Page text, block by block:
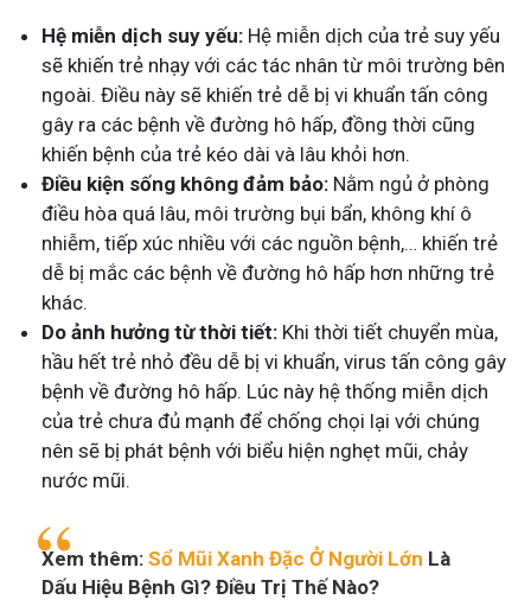
Hệ miễn dịch suy yếu: Hệ miễn dịch của trẻ suy yếu
sẽ khiến trẻ nhạy với các tác nhân từ môi trường bên
ngoài. Điều này sẽ khiến trẻ dễ bị vi khuẩn tấn công
gây ra các bệnh về đường hô hấp, đồng thời cũng
khiến bệnh của trẻ kéo dài và lâu khỏi hơn.
Điều kiện sống không đảm bảo: Nằm ngủ ở phòng
điều hòa quá lâu, môi trường bụi bẩn, không khí ô
nhiễm, tiếp xúc nhiều với các nguồn bệnh,… khiến trẻ
dễ bị mắc các bệnh về đường hô hấp hơn những trẻ
khác.
Do ảnh hưởng từ thời tiết: Khi thời tiết chuyển mùa,
hầu hết trẻ nhỏ đều dễ bị vi khuẩn, virus tấn công gây
bệnh về đường hô hấp. Lúc này hệ thống miễn dịch
của trẻ chưa đủ mạnh để chống chọi lại với chúng
nên sẽ bị phát bệnh với biểu hiện nghẹt mũi, chảy
nước mũi.
Xem thêm: Sổ Mũi Xanh Đặc Ở Người Lớn Là
Dấu Hiệu Bệnh Gì? Điều Trị Thế Nào?